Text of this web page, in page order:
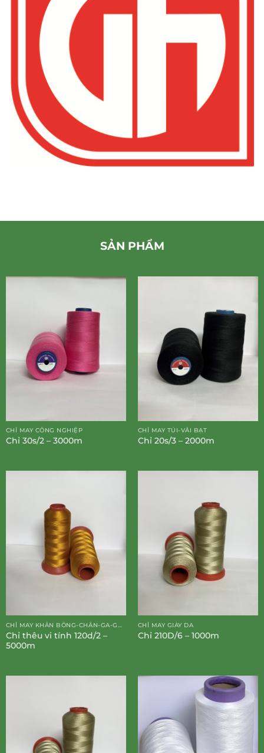
SẢN PHẨM
CHỈ MAY CÔNG NGHIỆP
Chỉ 30s/2 – 3000m
CHỈ MAY TÚI-VẢI BẠT
Chỉ 20s/3 – 2000m
CHỈ MAY KHĂN BÔNG-CHĂN-GA-GỐI-ĐỆM
Chỉ thêu vi tính 120d/2 –
5000m
CHỈ MAY GIÀY DA
Chỉ 210D/6 – 1000m